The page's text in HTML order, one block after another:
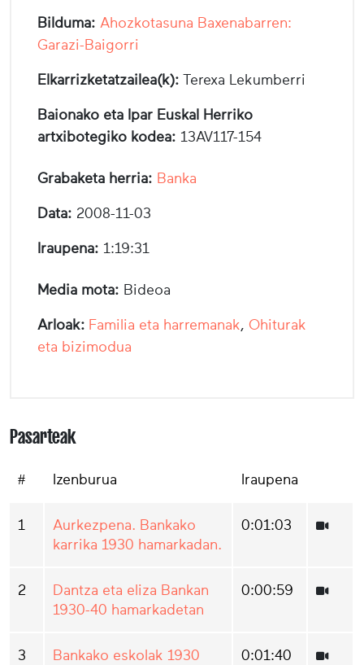
Bilduma: Ahozkotasuna Baxenabarren:
Garazi-Baigorri
Elkarrizketatzailea(k): Terexa Lekumberri
Baionako eta Ipar Euskal Herriko
artxibotegiko kodea: 13AV117-154
Grabaketa herria: Banka
Data: 2008-11-03
Iraupena: 1:19:31
Media mota: Bideoa
Arloak: Familia eta harremanak, Ohiturak
eta bizimodua
Pasarteak
# Izenburua Iraupena
1
Aurkezpena. Bankako
karrika 1930 hamarkadan.
0:01:03
2
Dantza eta eliza Bankan
1930-40 hamarkadetan
0:00:59
3
Bankako eskolak 1930
0:01:40